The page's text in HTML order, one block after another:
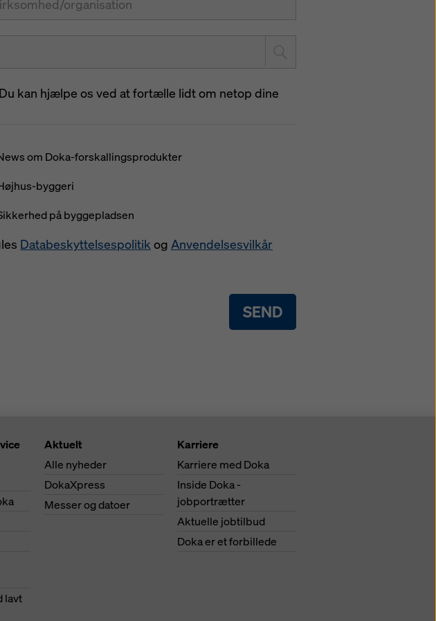
kan hjælpe os ved at fortælle lidt om netop dine
om Doka-forskallingsprodukter
byggeri
på byggepladsen
Databeskyttelsespolitik og Anvendelsesvilkår
SEND
lavt
Aktuelt
Alle nyheder
DokaXpress
Messer og datoer
Karriere
Karriere med Doka
Inside Doka -
jobportrætter
Aktuelle jobtilbud
Doka er et forbillede